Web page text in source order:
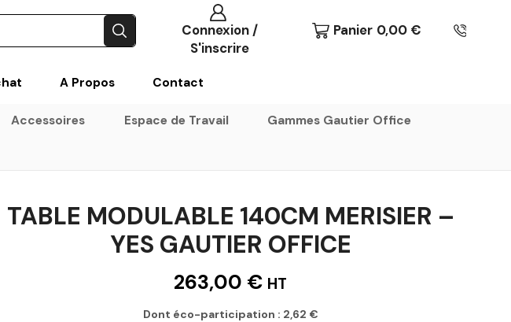
Connexion /
S'inscrire
Panier 0,00 €
A Propos Contact
Accessoires Espace de Travail Gammes Gautier Office
TABLE MODULABLE 140CM MERISIER –
YES GAUTIER OFFICE
263,00 € HT
Dont éco-participation : 2,62 €